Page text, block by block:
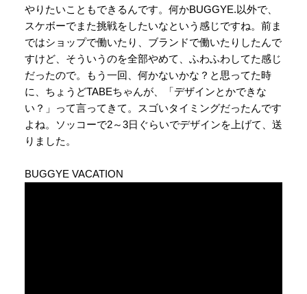
やりたいこともできるんです。何かBUGGYE.以外で、
スケボーでまた挑戦をしたいなという感じですね。前ま
ではショップで働いたり、ブランドで働いたりしたんで
すけど、そういうのを全部やめて、ふわふわしてた感じ
だったので。もう一回、何かないかな？と思ってた時
に、ちょうどTABEちゃんが、「デザインとかできな
い？」って言ってきて。スゴいタイミングだったんです
よね。ソッコーで2～3日ぐらいでデザインを上げて、送
りました。
BUGGYE VACATION